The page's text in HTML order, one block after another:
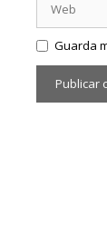
Guarda